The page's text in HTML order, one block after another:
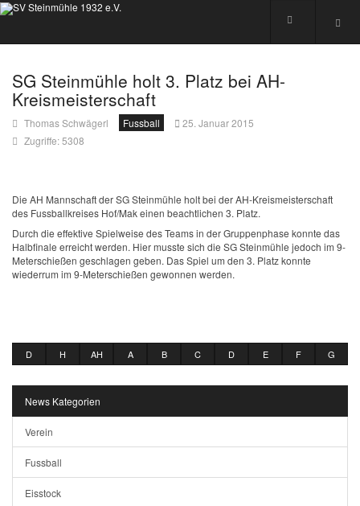
SG Steinmühle holt 3. Platz bei AH-
Kreismeisterschaft
Thomas Schwägerl Fussball
25. Januar 2015
Zugriffe: 5308
Die AH Mannschaft der SG Steinmühle holt bei der AH-Kreismeisterschaft
des Fussballkreises Hof/Mak einen beachtlichen 3. Platz.
Durch die effektive Spielweise des Teams in der Gruppenphase konnte das
Halbfinale erreicht werden. Hier musste sich die SG Steinmühle jedoch im 9-
Meterschießen geschlagen geben. Das Spiel um den 3. Platz konnte
wiederrum im 9-Meterschießen gewonnen werden.
D H AH A B C D E F G
News Kategorien
Verein
Fussball
Eisstock